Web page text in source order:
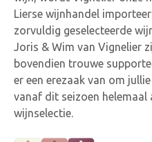
Lierse wijnhandel
zorvuldig geselecteerde
Joris & Wim van Vignelier
bovendien trouwe
er een erezaak van om
vanaf dit seizoen helemaal
wijnselectie.